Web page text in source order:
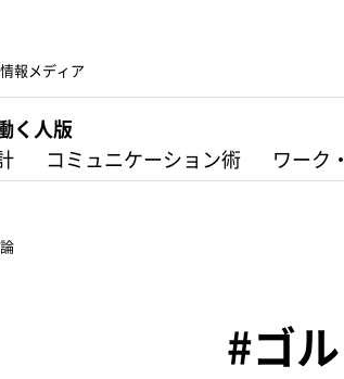
報メディア
く人版
コミュニケーション術 ワーク
#ゴ